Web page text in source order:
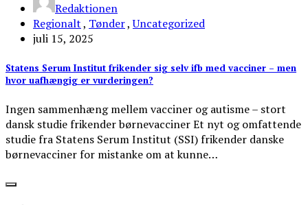
Redaktionen
Regionalt, Tønder,Uncategorized
juli 15, 2025
Statens Serum Institut frikender sig selv ifb med vacciner – men
hvor uafhængig er vurderingen?
Ingen sammenhæng mellem vacciner og autisme – stort
dansk studie frikender børnevacciner Et nyt og omfattende
studie fra Statens Serum Institut (SSI) frikender danske
børnevacciner for mistanke om at kunne…